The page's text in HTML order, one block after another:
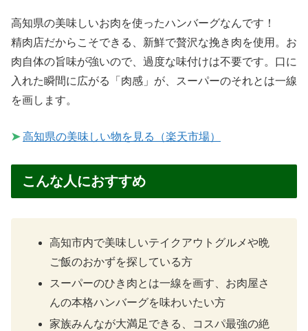
高知県の美味しいお肉を使ったハンバーグなんです！
精肉店だからこそできる、新鮮で贅沢な挽き肉を使用。お
肉自体の旨味が強いので、過度な味付けは不要です。口に
入れた瞬間に広がる「肉感」が、スーパーのそれとは一線
を画します。
➤ 高知県の美味しい物を見る（楽天市場）
こんな人におすすめ
高知市内で美味しいテイクアウトグルメや晩
ご飯のおかずを探している方
スーパーのひき肉とは一線を画す、お肉屋さ
んの本格ハンバーグを味わいたい方
家族みんなが大満足できる、コスパ最強の絶